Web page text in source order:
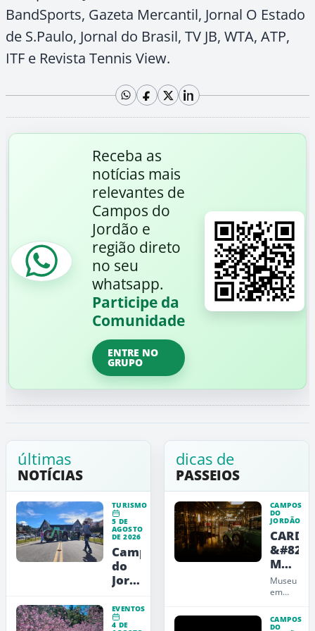
BandSports, Gazeta Mercantil, Jornal O Estado
de S.Paulo, Jornal do Brasil, TV JB, WTA, ATP,
ITF e Revista Tennis View.
Receba as
notícias mais
relevantes de
Campos do
Jordão e
região direto
no seu
whatsapp.
Participe da
Comunidade
ENTRE NO
GRUPO
últimas
NOTÍCIAS
TURISMO
5 DE
AGOSTO
DE 2026
Campos
do
Jordão
cadastramento
para
EVENTOS
4 DE
dicas de
PASSEIOS
CAMPOS
DO
JORDÃO
CARDE
Museu
de
Arte,
e
Museu
em
do
Jordão
CAMPOS
DO